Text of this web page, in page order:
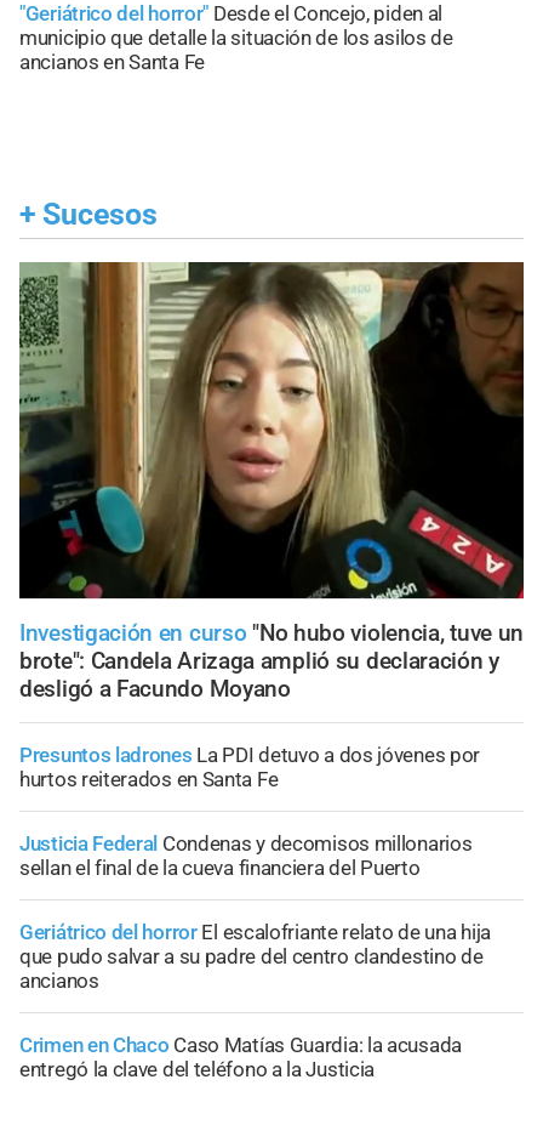
"Geriátrico del horror" Desde el Concejo, piden al
municipio que detalle la situación de los asilos de
ancianos en Santa Fe
+ Sucesos
Investigación en curso "No hubo violencia, tuve un
brote": Candela Arizaga amplió su declaración y
desligó a Facundo Moyano
Presuntos ladrones La PDI detuvo a dos jóvenes por
hurtos reiterados en Santa Fe
Justicia Federal Condenas y decomisos millonarios
sellan el final de la cueva financiera del Puerto
Geriátrico del horror El escalofriante relato de una hija
que pudo salvar a su padre del centro clandestino de
ancianos
Crimen en Chaco Caso Matías Guardia: la acusada
entregó la clave del teléfono a la Justicia